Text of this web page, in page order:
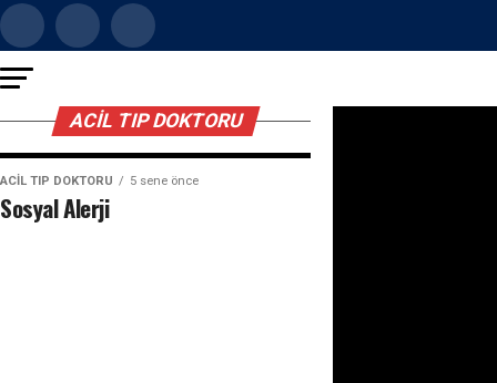
ACIL TIP DOKTORU
ACIL TIP DOKTORU 5 sene önce
Sosyal Alerji